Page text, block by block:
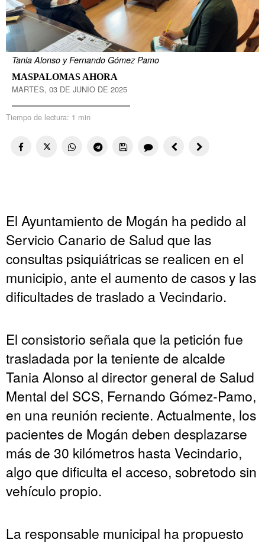
Tania Alonso y Fernando Gómez Pamo
MASPALOMAS AHORA
MARTES, 03 DE JUNIO DE 2025
Tiempo de lectura: 1 min
El Ayuntamiento de Mogán ha pedido al
Servicio Canario de Salud que las
consultas psiquiátricas se realicen en el
municipio, ante el aumento de casos y las
dificultades de traslado a Vecindario.
El consistorio señala que la petición fue
trasladada por la teniente de alcalde
Tania Alonso al director general de Salud
Mental del SCS, Fernando Gómez-Pamo,
en una reunión reciente. Actualmente, los
pacientes de Mogán deben desplazarse
más de 30 kilómetros hasta Vecindario,
algo que dificulta el acceso, sobretodo sin
vehículo propio.
La responsable municipal ha propuesto